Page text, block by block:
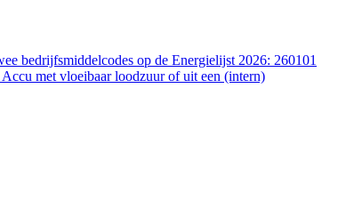
bedrijfsmiddelcodes op de Energielijst 2026: 260101
met vloeibaar loodzuur of uit een (intern)